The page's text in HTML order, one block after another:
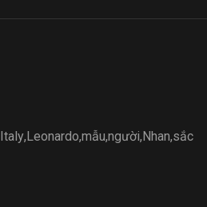
Italy,Leonardo,mẫu,người,Nhan,sắc